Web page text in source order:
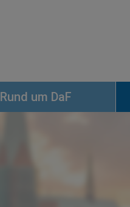
Rund um DaF